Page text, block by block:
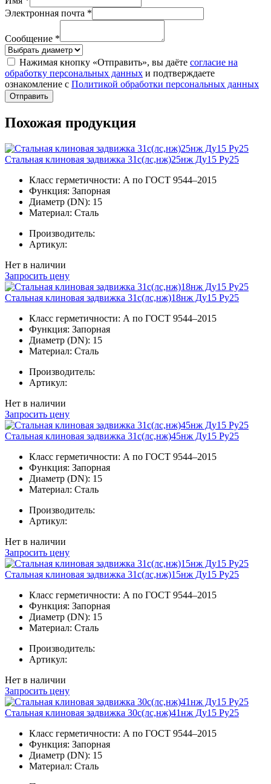
Электронная почта *
Сообщение *
Нажимая кнопку «Отправить», вы даёте согласие на
обработку персональных данных и подтверждаете
ознакомление с Политикой обработки персональных данных
Отправить
Похожая продукция
Стальная клиновая задвижка 31с(лс,нж)25нж Ду15 Ру25
Класс герметичности: А по ГОСТ 9544–2015
Функция: Запорная
Диаметр (DN): 15
Материал: Сталь
Производитель:
Артикул:
Нет в наличии
Запросить цену
Стальная клиновая задвижка 31с(лс,нж)18нж Ду15 Ру25
Класс герметичности: А по ГОСТ 9544–2015
Функция: Запорная
Диаметр (DN): 15
Материал: Сталь
Производитель:
Артикул:
Нет в наличии
Запросить цену
Стальная клиновая задвижка 31с(лс,нж)45нж Ду15 Ру25
Класс герметичности: А по ГОСТ 9544–2015
Функция: Запорная
Диаметр (DN): 15
Материал: Сталь
Производитель:
Артикул:
Нет в наличии
Запросить цену
Стальная клиновая задвижка 31с(лс,нж)15нж Ду15 Ру25
Класс герметичности: А по ГОСТ 9544–2015
Функция: Запорная
Диаметр (DN): 15
Материал: Сталь
Производитель:
Артикул:
Нет в наличии
Запросить цену
Стальная клиновая задвижка 30с(лс,нж)41нж Ду15 Ру25
Класс герметичности: А по ГОСТ 9544–2015
Функция: Запорная
Диаметр (DN): 15
Материал: Сталь